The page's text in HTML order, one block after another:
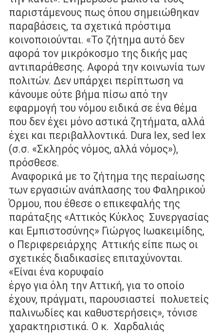
παριστάμενους πως όπου σημειώθηκαν
παραβάσεις, τα σχετικά πρόστιμα
κοινοποιούνται. «Το ζήτημα αυτό δεν
αφορά τον μικρόκοσμο της δικής μας
αντιπαράθεσης. Αφορά την κοινωνία των
πολιτών. Δεν υπάρχει περίπτωση να
κάνουμε ούτε βήμα πίσω από την
εφαρμογή του νόμου ειδικά σε ένα θέμα
που δεν έχει μόνο αστικά ζητήματα, αλλά
έχει και περιβαλλοντικά. Dura lex, sed lex
(σ.σ. «Σκληρός νόμος, αλλά νόμος»),
πρόσθεσε.
Αναφορικά με το ζήτημα της περαίωσης
των εργασιών ανάπλασης του Φαληρικού
Όρμου, που έθεσε ο επικεφαλής της
παράταξης «Αττικός Κύκλος Συνεργασίας
και Εμπιστοσύνης» Γιώργος Ιωακειμίδης,
ο Περιφερειάρχης Αττικής είπε πως οι
σχετικές διαδικασίες επιταχύνονται.
«Είναι ένα κορυφαίο
έργο για όλη την Αττική, για το οποίο
έχουν, πράγματι, παρουσιαστεί πολυετείς
παλινωδίες και καθυστερήσεις», τόνισε
χαρακτηριστικά. Ο κ. Χαρδαλιάς